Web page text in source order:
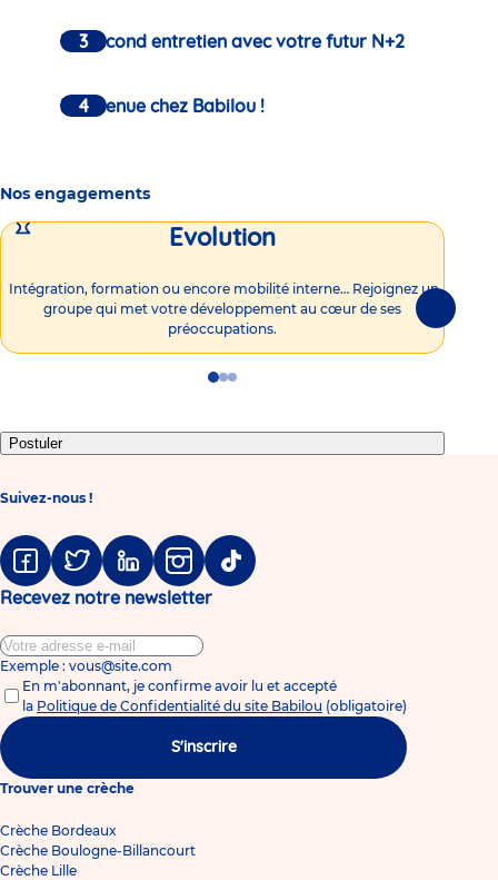
Un second entretien avec votre futur N+2
Bienvenue chez Babilou !
Nos engagements
Evolution
Intégration, formation ou encore mobilité interne… Rejoignez un
groupe qui met votre développement au cœur de ses
préoccupations.
Go
1
Go
2
Go
3
Postuler
Suivez-nous !
FacebookTwitter LinkedinInstagramTiktok
Recevez notre newsletter
Exemple : vous@site.com
En m'abonnant, je confirme avoir lu et accepté
la Politique de Confidentialité du site Babilou (obligatoire)
S'inscrire
Trouver une crèche
Crèche Bordeaux
Crèche Boulogne-Billancourt
Crèche Lille